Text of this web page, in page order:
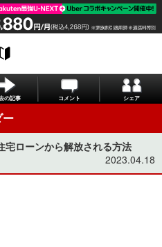
の記事 コメント シェア
宅ローンから解放される方法
2023.04.18